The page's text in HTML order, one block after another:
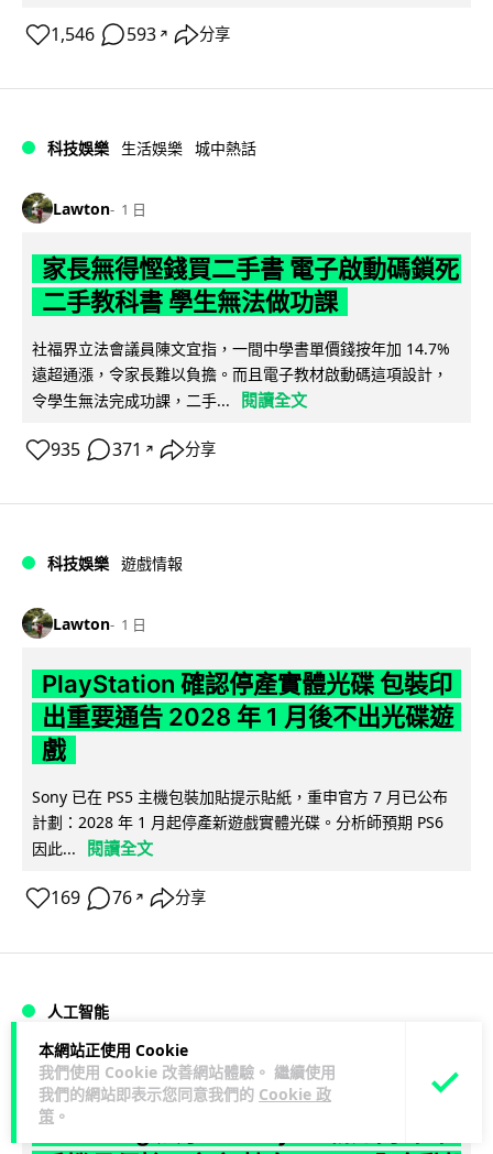
本網站正使用 Cookie
我們使用 Cookie 改善網站體驗。 繼續使用
我們的網站即表示您同意我們的 Cookie 政
策 。
1,546 593 ↗ 分享
科技娛樂 生活娛樂 城中熱話
Lawton 1 日
家長無得慳錢買二手書 電子啟動碼鎖死
二手教科書 學生無法做功課
社福界立法會議員陳文宜指，一間中學書單價錢按年加 14.7%
遠超通漲，令家長難以負擔。而且電子教材啟動碼這項設計，
令學生無法完成功課，二手...
閱讀全文
935 371 ↗ 分享
科技娛樂 遊戲情報
Lawton 1 日
PlayStation 確認停產實體光碟 包裝印
出重要通告 2028 年 1 月後不出光碟遊
戲
Sony 已在 PS5 主機包裝加貼提示貼紙，重申官方 7 月已公布
計劃：2028 年 1 月起停產新遊戲實體光碟。分析師預期 PS6
因此...
閱讀全文
169 76 ↗ 分享
人工智能
Vin 1 日
Samsung 展示 Galaxy AI 新方向 未來